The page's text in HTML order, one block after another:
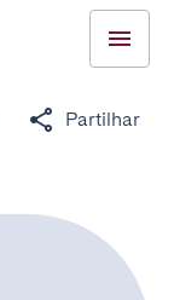
Partilhar